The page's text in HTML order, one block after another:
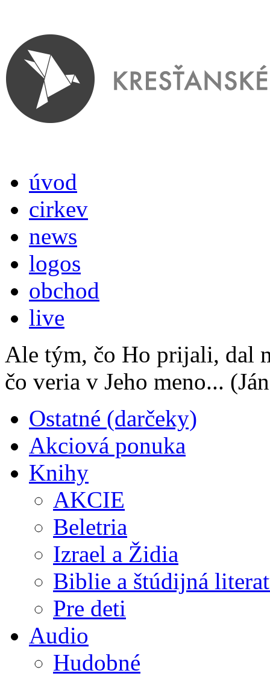
úvod
cirkev
news
logos
obchod
live
Ale tým, čo Ho prijali, dal
čo veria v Jeho meno...
Ostatné (darčeky)
Akciová ponuka
Knihy
AKCIE
Beletria
Izrael a Židia
Biblie a štúdijná
Pre deti
Audio
Hudobné